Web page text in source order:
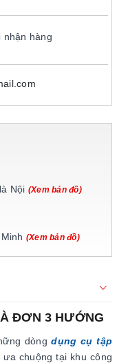
nhận hàng
Nội (Xem bản đồ)
(Xem bản đồ)
ĐƠN 3 HƯỚNG
dòngdụng cụ tập
chuộng tại khu công